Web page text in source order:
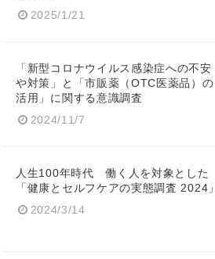
2025/1/21
「新型コロナウイルス感染症への不安
や対策」と「市販薬（OTC医薬品）の
活用」に関する意識調査
2024/11/7
人生100年時代 働く人を対象とした
「健康とセルフケアの実態調査 2024」
2024/3/14